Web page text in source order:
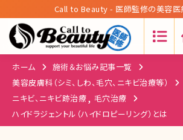
Call to Beauty - 医師監修の美容医
ホーム
施術＆お悩み記事一覧
美容皮膚科（シミ、しわ、毛穴、ニキビ治療等）
ニキビ、ニキビ跡治療
毛穴治療
ハイドラジェントル（ハイドロピーリング）とは